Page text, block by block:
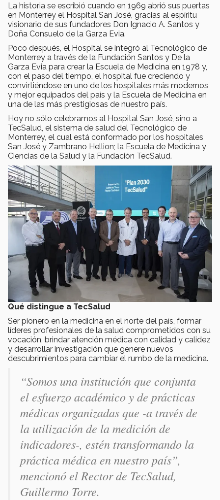
La historia se escribió cuando en 1969 abrió sus puertas
en Monterrey el Hospital San José, gracias al espíritu
visionario de sus fundadores Don Ignacio A. Santos y
Doña Consuelo de la Garza Evia.
Poco después, el Hospital se integró al Tecnológico de
Monterrey a través de la Fundación Santos y De la
Garza Evia para crear la Escuela de Medicina en 1978 y,
con el paso del tiempo, el hospital fue creciendo y
convirtiéndose en uno de los hospitales más modernos
y mejor equipados del país y la Escuela de Medicina en
una de las más prestigiosas de nuestro país.
Hoy no sólo celebramos al Hospital San José, sino a
TecSalud, el sistema de salud del Tecnológico de
Monterrey, el cual está conformado por los hospitales
San José y Zambrano Hellion; la Escuela de Medicina y
Ciencias de la Salud y la Fundación TecSalud.
Qué distingue a TecSalud
Ser pionero en la medicina en el norte del país, formar
líderes profesionales de la salud comprometidos con su
vocación, brindar atención médica con calidad y calidez
y desarrollar investigación que genere nuevos
descubrimientos para cambiar el rumbo de la medicina.
“Somos una institución que conjunta
el esfuerzo académico y de prácticas
médicas organizadas que -a través de
la utilización de la medición de
indicadores-, estén transformando la
práctica médica en nuestro país”,
mencionó el Rector de TecSalud,
Guillermo Torre.